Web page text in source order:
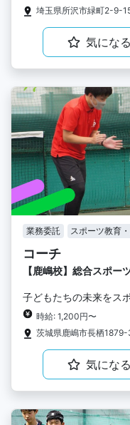
埼玉県所沢市緑町2-9-
気になる
業務委託 スポーツ教育
コーチ
【鹿嶋校】総合スポ
子どもたちの未来をス
時給: 1,200円〜
茨城県鹿嶋市長栖
気になる